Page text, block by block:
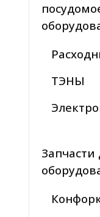
ТЭНЫ
Запчасти